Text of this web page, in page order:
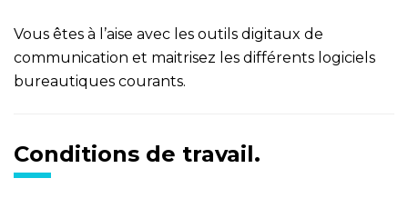
Vous êtes à l’aise avec les outils digitaux de
communication et maitrisez les différents logiciels
bureautiques courants.
Conditions de travail.